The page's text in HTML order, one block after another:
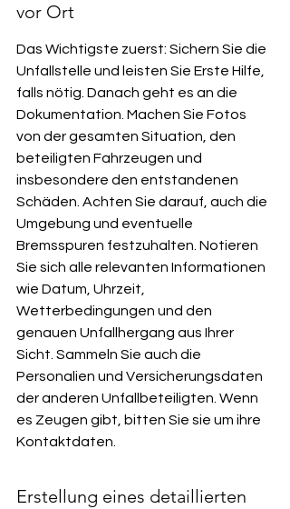
vor Ort
Das Wichtigste zuerst: Sichern Sie die
Unfallstelle und leisten Sie Erste Hilfe,
falls nötig. Danach geht es an die
Dokumentation. Machen Sie Fotos
von der gesamten Situation, den
beteiligten Fahrzeugen und
insbesondere den entstandenen
Schäden. Achten Sie darauf, auch die
Umgebung und eventuelle
Bremsspuren festzuhalten. Notieren
Sie sich alle relevanten Informationen
wie Datum, Uhrzeit,
Wetterbedingungen und den
genauen Unfallhergang aus Ihrer
Sicht. Sammeln Sie auch die
Personalien und Versicherungsdaten
der anderen Unfallbeteiligten. Wenn
es Zeugen gibt, bitten Sie sie um ihre
Kontaktdaten.
Erstellung eines detaillierten